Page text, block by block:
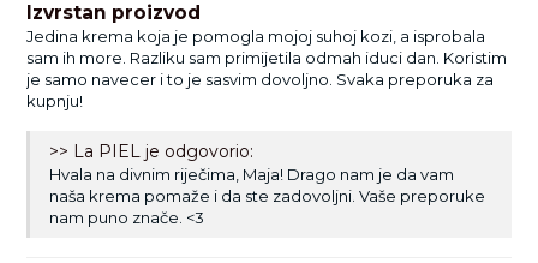
Izvrstan proizvod
Jedina krema koja je pomogla mojoj suhoj kozi, a isprobala
sam ih more. Razliku sam primijetila odmah iduci dan. Koristim
je samo navecer i to je sasvim dovoljno. Svaka preporuka za
kupnju!
>> La PIEL je odgovorio:
Hvala na divnim riječima, Maja! Drago nam je da vam
naša krema pomaže i da ste zadovoljni. Vaše preporuke
nam puno znače. <3